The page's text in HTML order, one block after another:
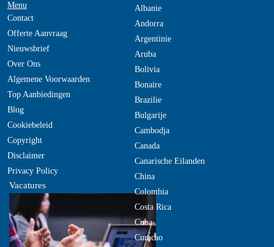
Menu
Contact
Offerte Aanvraag
Nieuwsbrief
Over Ons
Algemene Voorwaarden
Top Aanbiedingen
Blog
Cookiebeleid
Copyright
Disclaimer
Privacy Policy
Vacatures
Albanie
Andorra
Argentinie
Aruba
Bolivia
Bonaire
Brazilie
Bulgarije
Cambodja
Canada
Canarische Eilanden
China
Colombia
Costa Rica
Cuba
Curacao